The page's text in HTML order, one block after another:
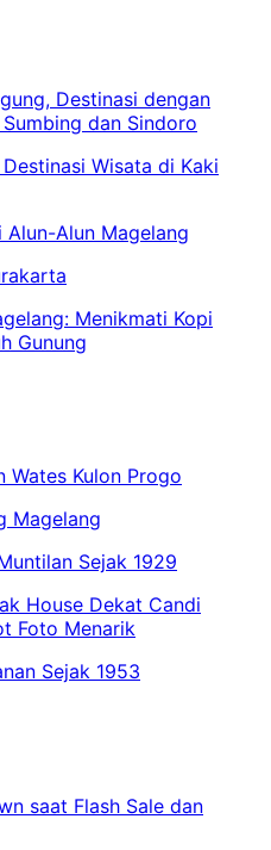
Destinasi dengan
dan Sindoro
Wisata di Kaki
Alun-Alun Magelang
Menikmati Kopi
Gunung
Wates Kulon Progo
Magelang
Sejak 1929
House Dekat Candi
Foto Menarik
Sejak 1953
saat Flash Sale dan